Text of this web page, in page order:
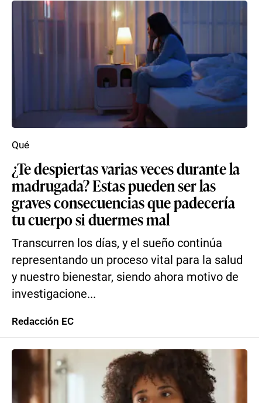
¿Te despiertas varias veces durante la
madrugada? Estas pueden ser las
graves consecuencias que padecería
tu cuerpo si duermes mal
Transcurren los días, y el sueño continúa
representando un proceso vital para la salud
y nuestro bienestar, siendo ahora motivo de
investigacione...
Qué
Redacción EC